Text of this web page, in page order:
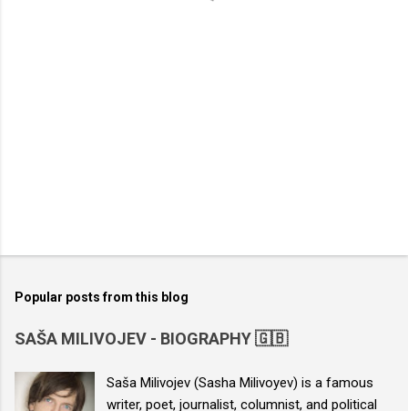
Popular posts from this blog
SAŠA MILIVOJEV - BIOGRAPHY 🇬🇧
Saša Milivojev (Sasha Milivoyev) is a famous
writer, poet, journalist, columnist, and political